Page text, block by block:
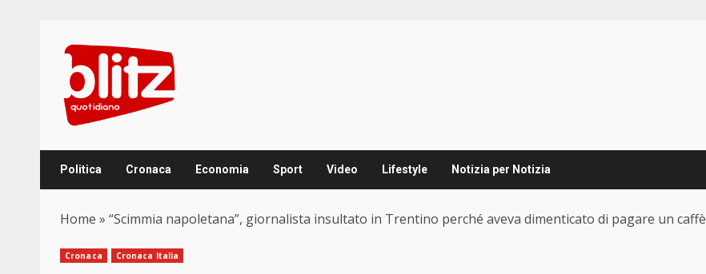
content
Politica Cronaca Economia Sport Video Lifestyle Notizia per Notizia
Home » “Scimmia napoletana”, giornalista insultato in Trentino perché aveva dimenticato di pagare un caffè
Cronaca Cronaca Italia